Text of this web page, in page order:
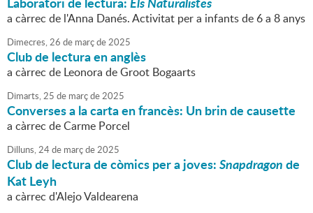
a càrrec de l'Anna Danés. Activitat per a infants de 6 a 8 anys
Dimecres,26 de marçde2025
Club de lectura en anglès
a càrrec de Leonora de Groot Bogaarts
Dimarts,25 de marçde2025
Converses a la carta en francès: Un brin de causette
a càrrec de Carme Porcel
Dilluns,24de marçde2025
Club de lectura de còmics per a joves:Snapdragonde
Kat Leyh
a càrrec d'Alejo Valdearena